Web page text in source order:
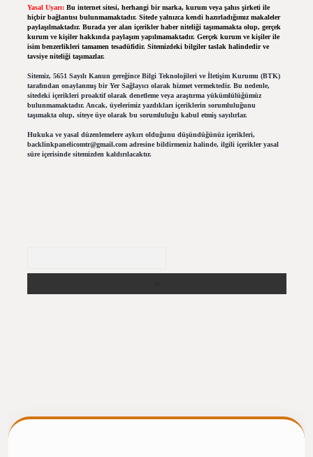
Yasal Uyarı: Bu internet sitesi, herhangi bir marka, kurum veya şahıs şirketi ile
hiçbir bağlantısı bulunmamaktadır. Sitede yalnızca kendi hazırladığımız makaleler
paylaşılmaktadır. Burada yer alan içerikler haber niteliği taşımamakta olup, gerçek
kurum ve kişiler hakkında paylaşım yapılmamaktadır. Gerçek kurum ve kişiler ile
isim benzerlikleri tamamen tesadüfidir. Sitemizdeki bilgiler taslak halindedir ve
tavsiye niteliği taşımazlar.
Sitemiz, 5651 Sayılı Kanun gereğince Bilgi Teknolojileri ve İletişim Kurumu (BTK)
tarafından onaylanmış bir Yer Sağlayıcı olarak hizmet vermektedir. Bu nedenle,
sitedeki içerikleri proaktif olarak denetleme veya araştırma yükümlülüğümüz
bulunmamaktadır. Ancak, üyelerimiz yazdıkları içeriklerin sorumluluğunu
taşımakta olup, siteye üye olarak bu sorumluluğu kabul etmiş sayılırlar.
Hukuka ve yasal düzenlemelere aykırı olduğunu düşündüğünüz içerikleri,
backlinkpanelicomtr@gmail.comadresine bildirmeniz halinde, ilgili içerikler yasal
süre içerisinde sitemizden kaldırılacaktır.